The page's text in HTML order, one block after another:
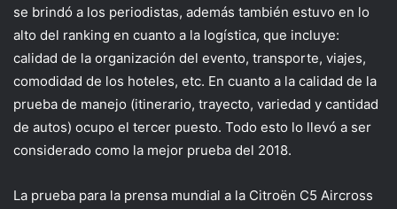
se brindó a los periodistas, además también estuvo en lo
alto del ranking en cuanto a la logística, que incluye:
calidad de la organización del evento, transporte, viajes,
comodidad de los hoteles, etc. En cuanto a la calidad de la
prueba de manejo (itinerario, trayecto, variedad y cantidad
de autos) ocupo el tercer puesto. Todo esto lo llevó a ser
considerado como la mejor prueba del 2018.
La prueba para la prensa mundial a la Citroën C5 Aircross